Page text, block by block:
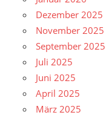
Dezember 2025
November 2025
September 2025
Juli 2025
Juni 2025
April 2025
März 2025